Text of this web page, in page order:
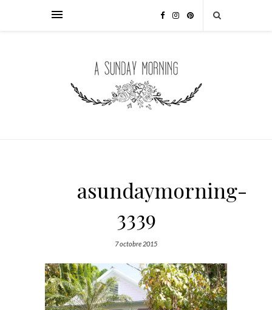
asundaymorning-
3339
7 octobre 2015